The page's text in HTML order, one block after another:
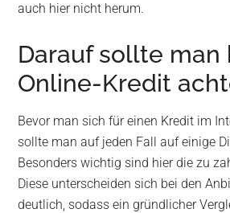
auch hier nicht herum.
Darauf sollte man
Online-Kredit
Bevor man sich für einen Kredit im
sollte man auf jeden Fall auf einige
Besonders wichtig sind hier die zu
Diese unterscheiden sich bei den
deutlich, sodass ein gründlicher